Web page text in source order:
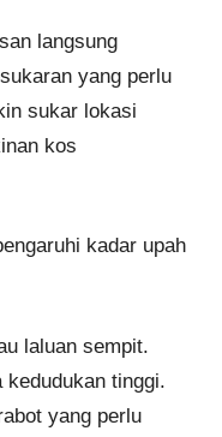
langsung
yang perlu
sukar lokasi
kos
kadar upah
laluan sempit.
kedudukan tinggi.
yang perlu